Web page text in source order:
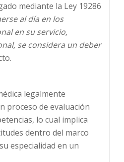
mediante la Ley 19286
al día en los
en su servicio,
se considera un deber
legalmente
proceso de evaluación
lo cual implica
dentro del marco
especialidad en un